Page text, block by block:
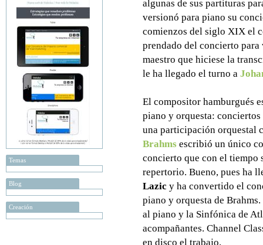
Temas
Blog
Creación
algunas de sus partituras
versionó para piano su
comienzos del siglo XIX el
prendado del concierto
maestro que hiciese la
le ha llegado el turno a
El compositor hamburgués
piano y orquesta:
una participación orquestal
Brahms escribió un único
concierto que con el tiempo
repertorio. Bueno, pues ha
Lazic y ha convertido el
piano y orquesta de
al piano y la Sinfónica de
acompañantes. Channel
en disco el trabajo.